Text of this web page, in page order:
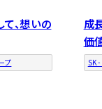
、想いの
プ
成
価